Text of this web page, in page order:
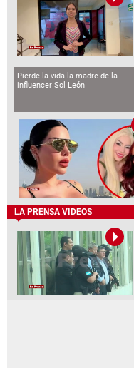
Pierde la vida la madre de la
influencer Sol León
LA PRENSA VIDEOS